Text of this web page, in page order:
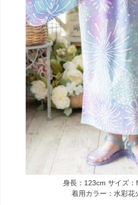
身長：123cm サイズ：
着用カラー：水彩花